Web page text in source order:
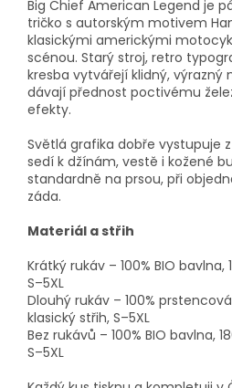
Big Chief American Legend je
tričko s autorským motivem
klasickými americkými
scénou. Starý stroj, retro
kresba vytvářejí klidný, výrazný
dávají přednost poctivému
efekty.
Světlá grafika dobře vystupuje
sedí k džínám, vestě i kožené
standardně na prsou, při
záda.
Materiál a střih
Krátký rukáv – 100% BIO
S–5XL
Dlouhý rukáv – 100%
klasický střih, S–5XL
Bez rukávů – 100% BIO bavlna,
S–5XL